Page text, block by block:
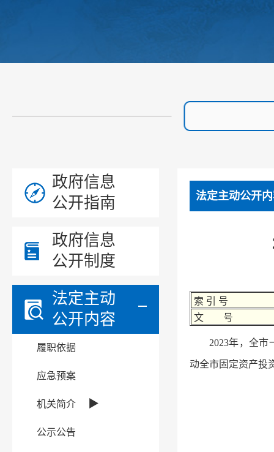
政府信息
公开指南
政府信息
公开制度
法定主动
公开内容
履职依据
应急预案
机关简介 ▶
公示公告
法定主动公开
索 引 号
文 号
2023年，全市
动全市固定资产投